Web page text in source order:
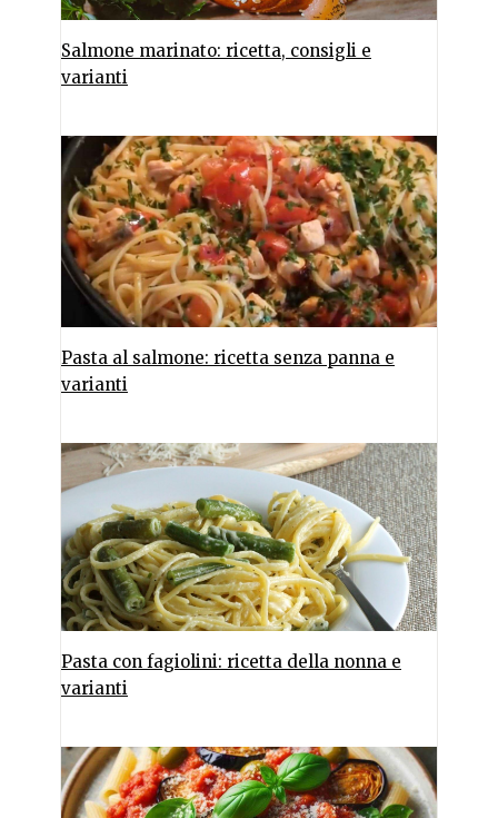
Salmone marinato: ricetta, consigli e
varianti
Pasta al salmone: ricetta senza panna e
varianti
Pasta con fagiolini: ricetta della nonna e
varianti